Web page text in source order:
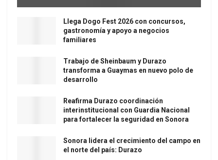
Llega Dogo Fest 2026 con concursos,
gastronomía y apoyo a negocios
familiares
Trabajo de Sheinbaum y Durazo
transforma a Guaymas en nuevo polo de
desarrollo
Reafirma Durazo coordinación
interinstitucional con Guardia Nacional
para fortalecer la seguridad en Sonora
Sonora lidera el crecimiento del campo en
el norte del país: Durazo